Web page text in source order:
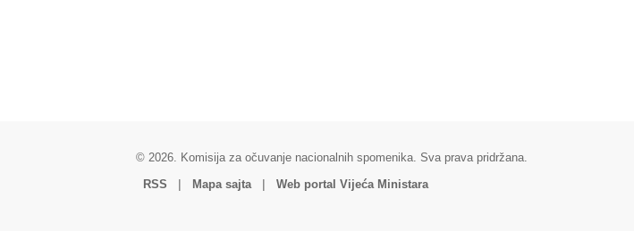
© 2026. Komisija za očuvanje nacionalnih spomenika. Sva prava pridržana.
RSS
| Mapa sajta | Web portal Vijeća Ministara